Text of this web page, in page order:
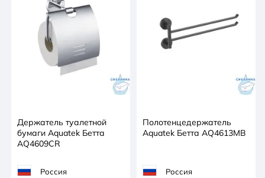
Держатель туалетной
бумаги Aquatek Бетта
AQ4609CR
Россия
Полотенцедержатель
Aquatek Бетта AQ4613MB
Россия